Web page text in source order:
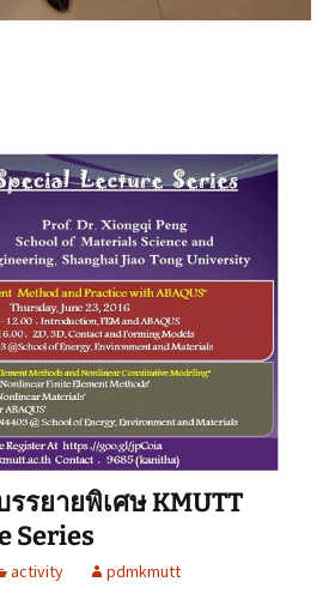
รยายพิเศษ KMUTT
Series
activity pdmkmutt